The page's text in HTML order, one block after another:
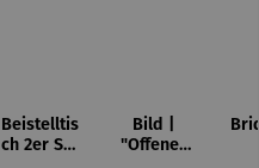
Beistelltis
ch 2er Set
Bild |
"Offenes